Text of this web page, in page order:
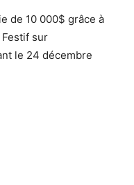
de 10 000$ grâce à
sur
le 24 décembre